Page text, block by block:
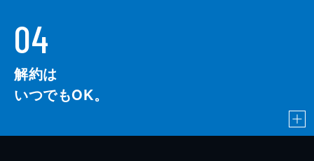
04
解約は
いつでもOK。